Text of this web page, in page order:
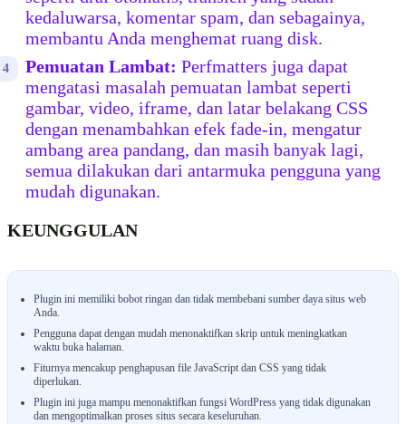
kedaluwarsa, komentar spam, dan sebagainya,
membantu Anda menghemat ruang disk.
Pemuatan Lambat: Perfmatters juga dapat
mengatasi masalah pemuatan lambat seperti
gambar, video, iframe, dan latar belakang CSS
dengan menambahkan efek fade-in, mengatur
ambang area pandang, dan masih banyak lagi,
semua dilakukan dari antarmuka pengguna yang
mudah digunakan.
KEUNGGULAN
Plugin ini memiliki bobot ringan dan tidak membebani sumber daya situs web
Anda.
Pengguna dapat dengan mudah menonaktifkan skrip untuk meningkatkan
waktu buka halaman.
Fiturnya mencakup penghapusan file JavaScript dan CSS yang tidak
diperlukan.
Plugin ini juga mampu menonaktifkan fungsi WordPress yang tidak digunakan
dan mengoptimalkan proses situs secara keseluruhan.